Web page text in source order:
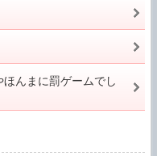
んまに罰ゲームでし